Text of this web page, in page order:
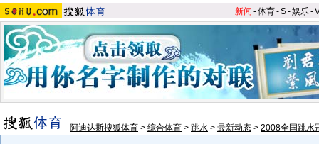
新闻 -体育-S-娱乐-
阿迪达斯搜狐体育 > 综合体育 > 跳水 > 最新动态 > 2008全国跳水